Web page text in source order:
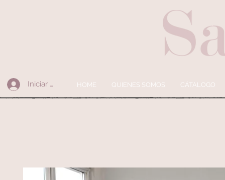
Iniciar sesión HOME QUIENES SOMOS CÁTALOGO